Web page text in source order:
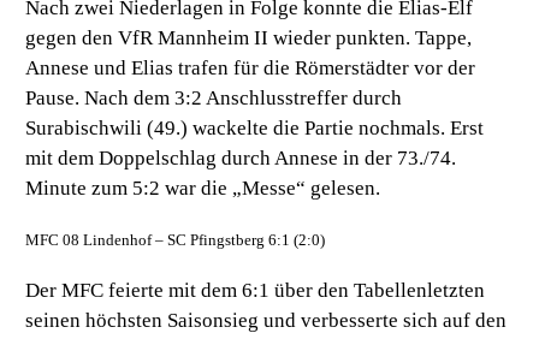
Nach zwei Niederlagen in Folge konnte die Elias-Elf
gegen den VfR Mannheim II wieder punkten. Tappe,
Annese und Elias trafen für die Römerstädter vor der
Pause. Nach dem 3:2 Anschlusstreffer durch
Surabischwili (49.) wackelte die Partie nochmals. Erst
mit dem Doppelschlag durch Annese in der 73./74.
Minute zum 5:2 war die „Messe“ gelesen.
MFC 08 Lindenhof – SC Pfingstberg 6:1 (2:0)
Der MFC feierte mit dem 6:1 über den Tabellenletzten
seinen höchsten Saisonsieg und verbesserte sich auf den